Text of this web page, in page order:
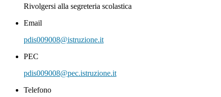
Rivolgersi alla segreteria scolastica
Email
pdis009008@istruzione.it
PEC
pdis009008@pec.istruzione.it
Telefono